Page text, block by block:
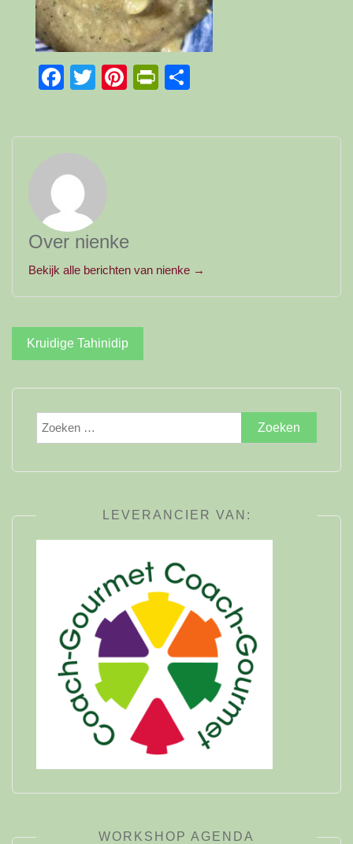
Facebook
TwitterPinterest
PrintFriendly
Over nienke
Bekijk alle berichten van nienke →
Bericht
navigatie
Kruidige Tahinidip
Zoeken
naar:
LEVERANCIER VAN:
WORKSHOP AGENDA